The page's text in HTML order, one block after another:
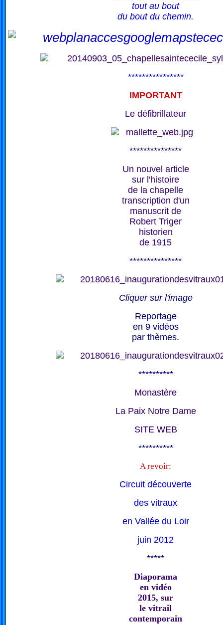
tout au bout
du bout du chemin.
****************
IMPORTANT
Le défibrillateur
***************
Un nouvel article
sur l'histoire
de la chapelle
transcription d'un
manuscrit de
Robert Triger
historien
de 1915
***************
Cliquer sur l'image
Reportage
en 9 vidéos
par thèmes.
**********
Monastère
La Paix Notre Dame
SITE WEB
**********
A revoir:
Circuit découverte
des vitraux
en Vallée du Loir
juin 2012
*****
Diaporama
en vidéo
2015, sur
le vitrail
contemporain